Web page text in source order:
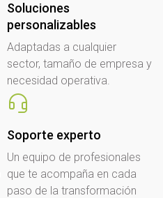
Soluciones
personalizables
Adaptadas a cualquier
sector, tamaño de empresa y
necesidad operativa.
Soporte experto
Un equipo de profesionales
que te acompaña en cada
paso de la transformación